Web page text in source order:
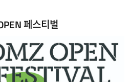
페스티벌